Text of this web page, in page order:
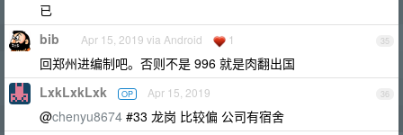
已
35
bib Apr 15, 2019 via Android 1
回郑州进编制吧。否则不是 996 就是肉翻出国
36
LxkLxkLxk OP Apr 15, 2019
@chenyu8674 #33 龙岗 比较偏 公司有宿舍